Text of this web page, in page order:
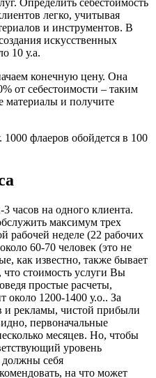
Определить себестоимость
легко, учитывая
и инструментов. В
искусственных
10 у.а.
конечную цену. Она
от себестоимости – таким
материалы и получите
флаеров обойдется в 100
часов на одного клиента.
максимум трех
рабочей неделе (22 рабочих
60-70 человек (это не
как известно, также бывает
стоимость услуги Вы
простые расчеты,
около 1200-1400 у.о.. За
и рекламы, чистой прибыли
первоначальные
месяцев. Но, чтобы
уровень
должны себя
на что может